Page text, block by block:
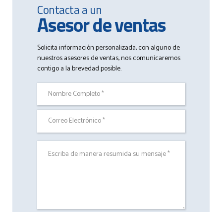
Contacta a un
Asesor de ventas
Solicita información personalizada, con alguno de
nuestros asesores de ventas, nos comunicaremos
contigo a la brevedad posible.